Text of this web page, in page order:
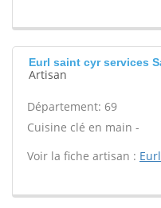
Eurl saint cyr services
Artisan
Département: 69
Cuisine clé en main -
Voir la fiche artisan :